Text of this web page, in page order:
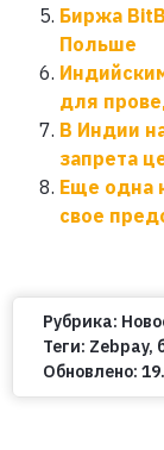
Биржа
Польше
для
В Индии
запрета
Еще одна
свое
Рубрика:
Теги: Zebpay,
Обновлено: